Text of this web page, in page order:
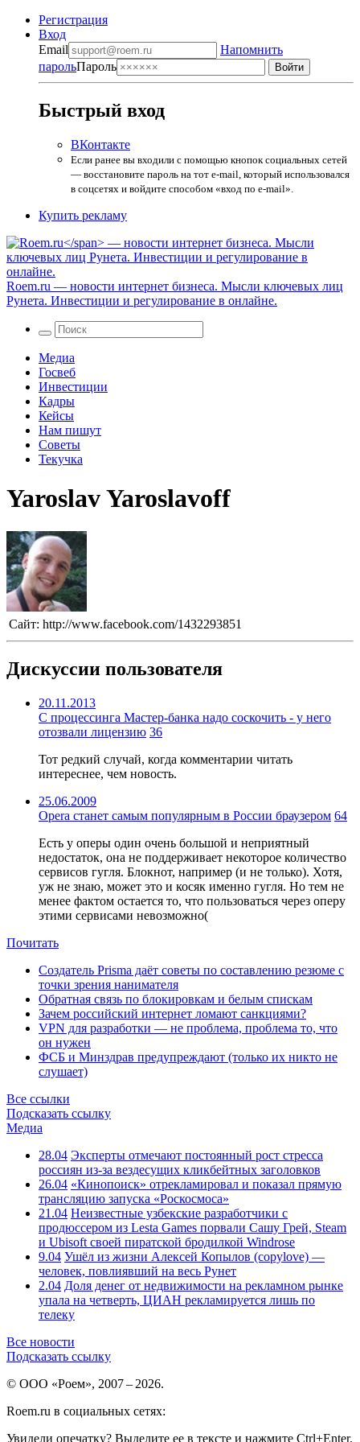
Регистрация
Вход
Email
Напомнить
парольПароль
Быстрый вход
ВКонтакте
Если ранее вы входили с помощью кнопок социальных сетей
— восстановите пароль на тот e-mail, который использовался
в соцсетях и войдите способом «вход по e-mail».
Купить рекламу
Roem.ru — новости интернет бизнеса. Мысли ключевых лиц
Рунета. Инвестиции и регулирование в онлайне.
Медиа
Госвеб
Инвестиции
Кадры
Кейсы
Нам пишут
Советы
Текучка
Yaroslav Yaroslavoff
Сайт: http://www.facebook.com/1432293851
Дискуссии пользователя
20.11.2013
С процессинга Мастер-банка надо соскочить - у него
отозвали лицензию 36
Тот редкий случай, когда комментарии читать
интереснее, чем новость.
25.06.2009
Opera станет самым популярным в России браузером 64
Есть у оперы один очень большой и неприятный
недостаток, она не поддерживает некоторое количество
сервисов гугля. Блокнот, например (и не только). Хотя,
уж не знаю, может это и косяк именно гугля. Но тем не
менее фактом остается то, что пользоваться через оперу
этими сервисами невозможно(
Почитать
Создатель Prisma даёт советы по составлению резюме с
точки зрения нанимателя
Обратная связь по блокировкам и белым спискам
Зачем российский интернет ломают санкциями?
VPN для разработки — не проблема, проблема то, что
он нужен
ФСБ и Минздрав предупреждают (только их никто не
слушает)
Все ссылки
Подсказать ссылку
Медиа
28.04 Эксперты отмечают постоянный рост стресса
россиян из-за вездесущих кликбейтных заголовков
26.04 «Кинопоиск» отрекламировал и показал прямую
трансляцию запуска «Роскосмоса»
21.04 Неизвестные узбекские разработчики с
продюссером из Lesta Games порвали Сашу Грей, Steam
и Ubisoft своей пиратской бродилкой Windrose
9.04 Ушёл из жизни Алексей Копылов (copylove) —
человек, повлиявший на весь Рунет
2.04 Доля денег от недвижимости на рекламном рынке
упала на четверть, ЦИАН рекламируется лишь по
телеку
Все новости
Подсказать ссылку
© ООО «Роем», 2007 – 2026.
Roem.ru в социальных сетях:
Увидели опечатку? Выделите ее в тексте и нажмите Ctrl+Enter.